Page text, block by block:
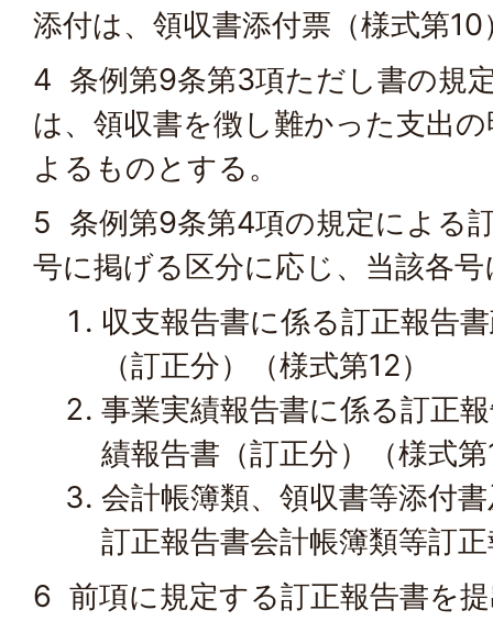
添付は、領収書添付票（様式第
4 条例第9条第3項ただし書の規
は、領収書を徴し難かった支出
よるものとする。
5 条例第9条第4項の規定による
号に掲げる区分に応じ、当該各
収支報告書に係る訂正報告
（訂正分）（様式第12）
事業実績報告書に係る訂正
績報告書（訂正分）（様式
会計帳簿類、領収書等添付
訂正報告書会計帳簿類等訂
6 前項に規定する訂正報告書を